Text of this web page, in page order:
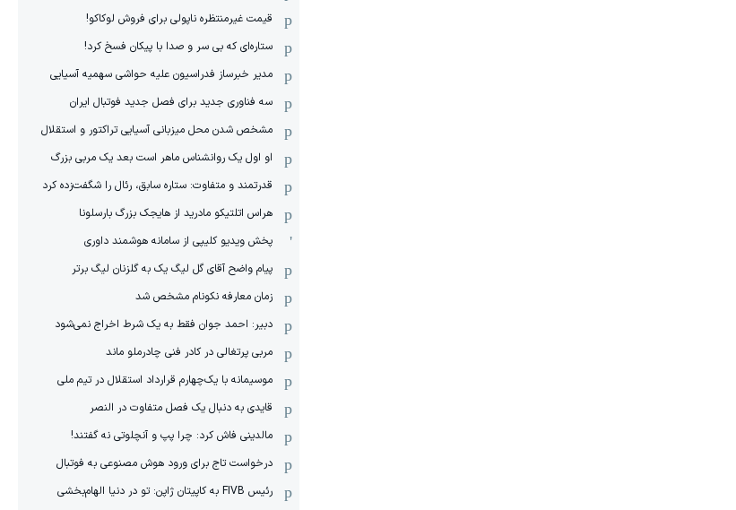
قیمت غیرمنتظره ناپولی برای فروش لوکاکو!
ستاره‌ای که بی سر و صدا با پیکان فسخ کرد!
مدیر خبرساز فدراسیون علیه حواشی سهمیه آسیایی
سه فناوری جدید برای فصل جدید فوتبال ایران
مشخص شدن محل میزبانی آسیایی تراکتور و استقلال
او اول یک روانشناس ماهر است بعد یک مربی بزرگ
قدرتمند و متفاوت: ستاره سابق، رئال را شگفت‌زده کرد
هراس اتلتیکو مادرید از هایجک بزرگ بارسلونا
پخش ویدیو کلیپی از سامانه هوشمند داوری
پیام واضح آقای گل لیگ یک به گلزنان لیگ برتر
زمان معارفه نکونام مشخص شد
دبیر: احمد جوان فقط به یک شرط اخراج نمی‌شود
مربی پرتغالی در کادر فنی چادرملو ماند
موسیمانه با یک‌چهارم قرارداد استقلال در تیم ملی
قایدی به دنبال یک فصل متفاوت در النصر
مالدینی فاش کرد: چرا پپ و آنچلوتی نه گفتند!
درخواست تاج برای ورود هوش مصنوعی به فوتبال
رئیس FIVB به کاپیتان ژاپن: تو در دنیا الهام‌بخشی